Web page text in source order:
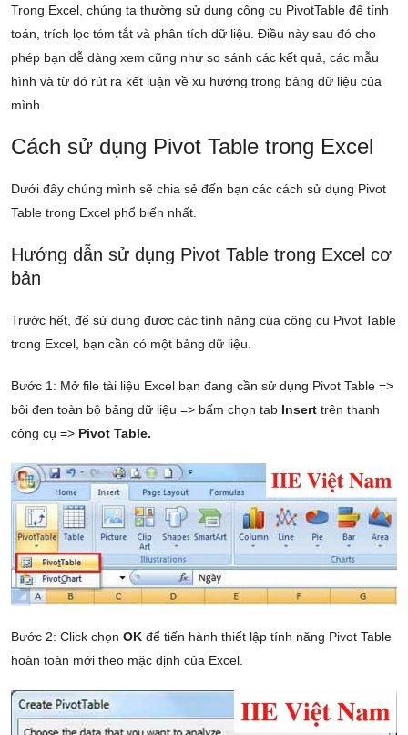
Trong Excel, chúng ta thường sử dụng công cụ PivotTable để tính
toán, trích lọc tóm tắt và phân tích dữ liệu. Điều này sau đó cho
phép bạn dễ dàng xem cũng như so sánh các kết quả, các mẫu
hình và từ đó rút ra kết luận về xu hướng trong bảng dữ liệu của
mình.
Cách sử dụng Pivot Table trong Excel
Dưới đây chúng mình sẽ chia sẻ đến bạn các cách sử dụng Pivot
Table trong Excel phổ biến nhất.
Hướng dẫn sử dụng Pivot Table trong Excel cơ
bản
Trước hết, để sử dụng được các tính năng của công cụ Pivot Table
trong Excel, bạn cần có một bảng dữ liệu.
Bước 1: Mở file tài liệu Excel bạn đang cần sử dụng Pivot Table =>
bôi đen toàn bộ bảng dữ liệu => bấm chọn tab Insert trên thanh
công cụ => Pivot Table.
Bước 2: Click chọn OK để tiến hành thiết lập tính năng Pivot Table
hoàn toàn mới theo mặc định của Excel.